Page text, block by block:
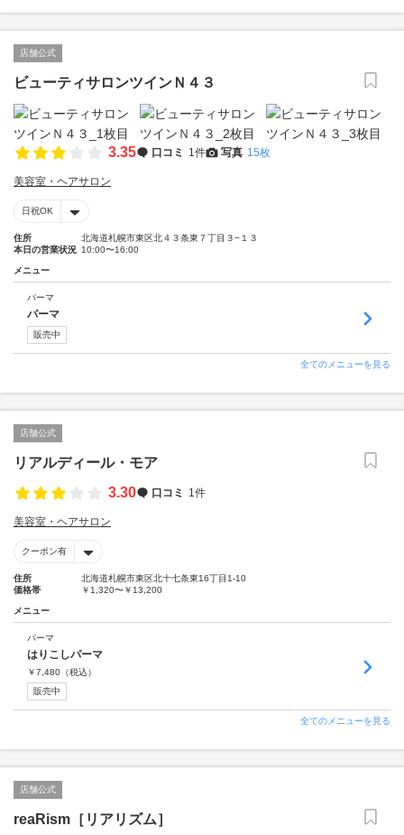
店舗公式
ビューティサロンツインＮ４３
3.35 口コミ 1件 写真 15枚
美容室・ヘアサロン
日祝OK
住所
北海道札幌市東区北４３条東７丁目３−１３
本日の営業状況 10:00〜16:00
メニュー
パーマ
パーマ
販売中
全てのメニューを見る
店舗公式
リアルディール・モア
3.30
口コミ 1件
美容室・ヘアサロン
クーポン有
住所
北海道札幌市東区北十七条東16丁目1-10
価格帯
￥1,320〜￥13,200
メニュー
パーマ
はりこしパーマ
￥7,480 （税込）
販売中
全てのメニューを見る
店舗公式
reaRism［リアリズム］